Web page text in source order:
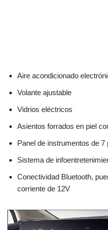
Aire acondicionado
Volante ajustable
Vidrios eléctricos
Asientos forrados en piel
Panel de instrumentos de 7
Sistema de
Conectividad Bluetooth,
corriente de 12V